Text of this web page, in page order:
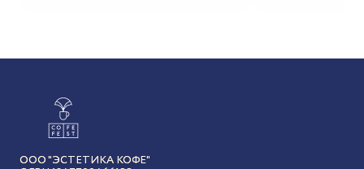
ООО "ЭСТЕТИКА КОФЕ"